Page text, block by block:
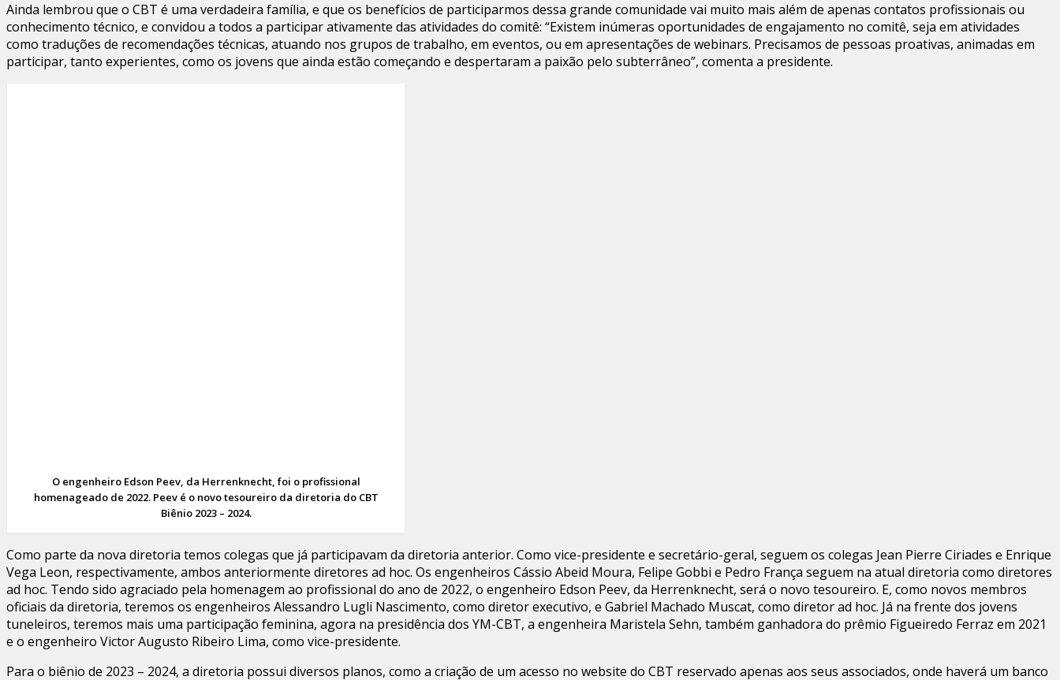
Ainda lembrou que o CBT é uma verdadeira família, e que os benefícios de participarmos dessa grande comunidade vai muito mais além de apenas contatos profissionais ou
conhecimento técnico, e convidou a todos a participar ativamente das atividades do comitê: “Existem inúmeras oportunidades de engajamento no comitê, seja em atividades
como traduções de recomendações técnicas, atuando nos grupos de trabalho, em eventos, ou em apresentações de webinars. Precisamos de pessoas proativas, animadas em
participar, tanto experientes, como os jovens que ainda estão começando e despertaram a paixão pelo subterrâneo”, comenta a presidente.
O engenheiro Edson Peev, da Herrenknecht, foi o profissional
homenageado de 2022. Peev é o novo tesoureiro da diretoria do CBT
Biênio 2023 – 2024.
Como parte da nova diretoria temos colegas que já participavam da diretoria anterior. Como vice-presidente e secretário-geral, seguem os colegas Jean Pierre Ciriades e Enrique
Vega Leon, respectivamente, ambos anteriormente diretores ad hoc. Os engenheiros Cássio Abeid Moura, Felipe Gobbi e Pedro França seguem na atual diretoria como diretores
ad hoc. Tendo sido agraciado pela homenagem ao profissional do ano de 2022, o engenheiro Edson Peev, da Herrenknecht, será o novo tesoureiro. E, como novos membros
oficiais da diretoria, teremos os engenheiros Alessandro Lugli Nascimento, como diretor executivo, e Gabriel Machado Muscat, como diretor ad hoc. Já na frente dos jovens
tuneleiros, teremos mais uma participação feminina, agora na presidência dos YM-CBT, a engenheira Maristela Sehn, também ganhadora do prêmio Figueiredo Ferraz em 2021
e o engenheiro Victor Augusto Ribeiro Lima, como vice-presidente.
Para o biênio de 2023 – 2024, a diretoria possui diversos planos, como a criação de um acesso no website do CBT reservado apenas aos seus associados, onde haverá um banco